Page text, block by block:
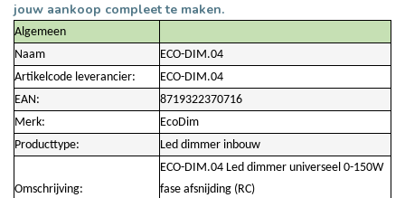
jouw aankoop compleet te maken.
Algemeen
Naam
ECO-DIM.04
Artikelcode leverancier:
ECO-DIM.04
EAN:
8719322370716
Merk:
EcoDim
Producttype:
Led dimmer inbouw
Omschrijving:
ECO-DIM.04 Led dimmer universeel 0-150W
fase afsnijding (RC)